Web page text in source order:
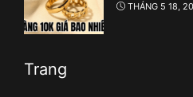
THÁNG 5 18,
Trang